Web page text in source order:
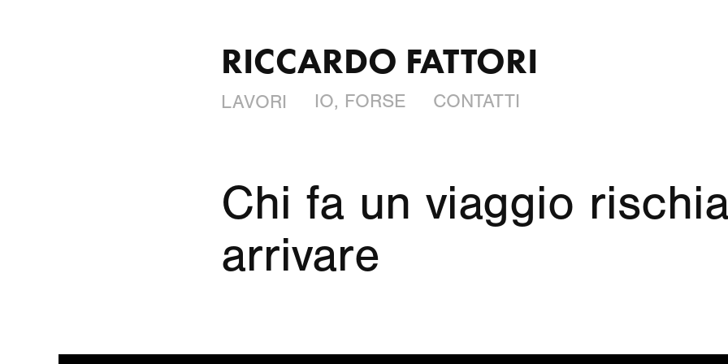
RICCARDO FATTORI
LAVORI IO, FORSE CONTATTI
Chi fa un viaggio
arrivare